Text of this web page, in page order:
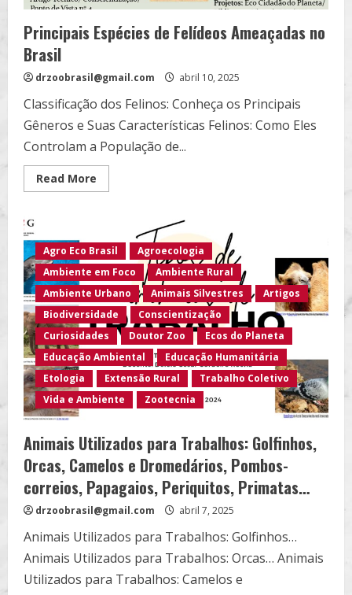
Principais Espécies de Felídeos Ameaçadas no
Brasil
drzoobrasil@gmail.com abril 10, 2025
Classificação dos Felinos: Conheça os Principais
Gêneros e Suas Características Felinos: Como Eles
Controlam a População de...
Read More
more
Felídeos
Ameaçadas
no
Brasil
Agro Eco Brasil
Agroecologia
Ambiente em Foco
Ambiente Rural
Ambiente Urbano
Animais Silvestres
Artigos
Biodiversidade
Conscientização
Curiosidades
Doutor Zoo
Ecos do Planeta
Educação Ambiental
Educação Humanitária
Etologia
Extensão Rural
Trabalho Coletivo
Vida e Ambiente
Zootecnia
Animais Utilizados para Trabalhos: Golfinhos,
Orcas, Camelos e Dromedários, Pombos-
correios, Papagaios, Periquitos, Primatas…
drzoobrasil@gmail.com abril 7, 2025
Animais Utilizados para Trabalhos: Golfinhos…
Animais Utilizados para Trabalhos: Orcas… Animais
Utilizados para Trabalhos: Camelos e